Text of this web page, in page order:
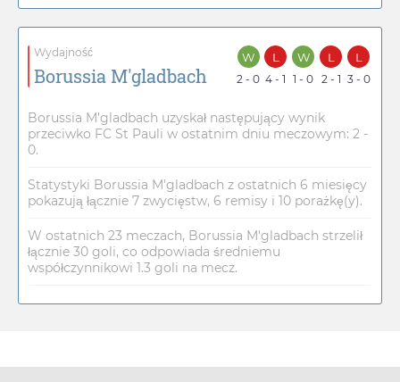
Wydajność
Borussia M'gladbach
W
2 - 0
L
4 - 1
W
1 - 0
L
2 - 1
L
3 - 0
Borussia M'gladbach uzyskał następujący wynik
przeciwko FC St Pauli w ostatnim dniu meczowym: 2 -
0.
Statystyki Borussia M'gladbach z ostatnich 6 miesięcy
pokazują łącznie 7 zwycięstw, 6 remisy i 10 porażkę(y).
W ostatnich 23 meczach, Borussia M'gladbach strzelił
łącznie 30 goli, co odpowiada średniemu
współczynnikowi 1.3 goli na mecz.